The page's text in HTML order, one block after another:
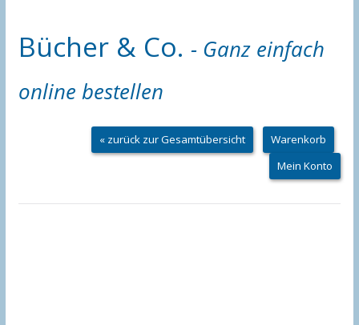
Bücher & Co. - Ganz einfach
online bestellen
« zurück zur Gesamtübersicht
Warenkorb
Mein Konto